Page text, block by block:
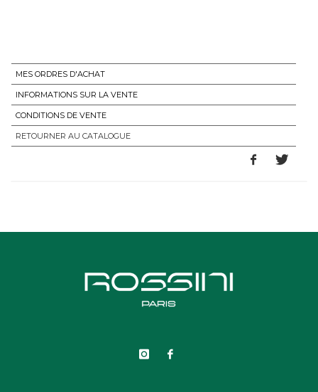
MES ORDRES D'ACHAT
INFORMATIONS SUR LA VENTE
CONDITIONS DE VENTE
RETOURNER AU CATALOGUE